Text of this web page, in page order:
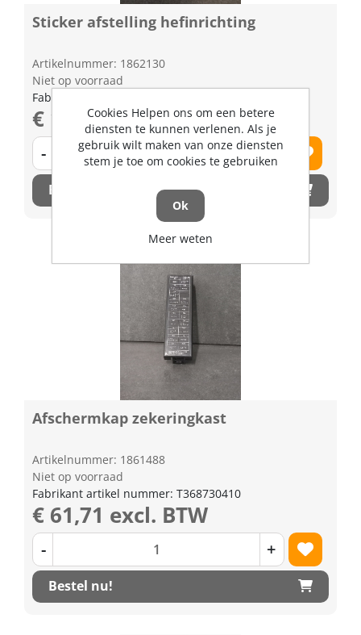
Sticker afstelling hefinrichting
Artikelnummer: 1862130
Niet op voorraad
Fabrikant artikel nummer: TC42949330
€ 1,07 excl. BTW
- +
Bestel nu!
Afschermkap zekeringkast
Artikelnummer: 1861488
Niet op voorraad
Fabrikant artikel nummer: T368730410
€ 61,71 excl. BTW
- +
Bestel nu!
Cookies Helpen ons om een betere
diensten te kunnen verlenen. Als je
gebruik wilt maken van onze diensten
stem je toe om cookies te gebruiken
Ok
Meer weten